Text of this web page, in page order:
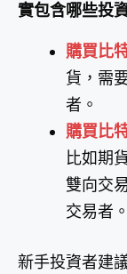
實包含哪些投
購買比
貨，需
者。
購買比
比如期
雙向交
交易者。
新手投資者建